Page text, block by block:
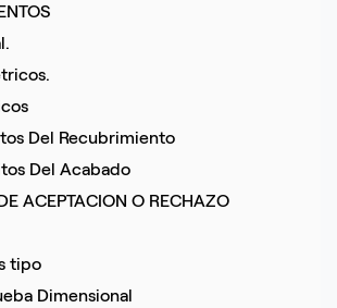
Del Recubrimiento
Del Acabado
ACEPTACION O RECHAZO
tipo
Dimensional